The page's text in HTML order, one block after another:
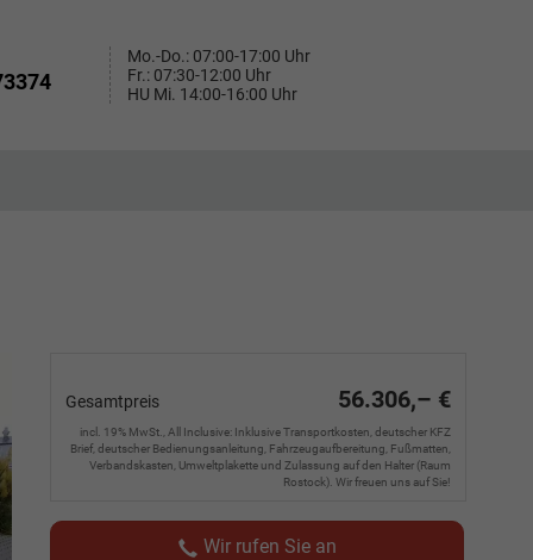
Mo.-Do.: 07:00-17:00 Uhr
Fr.: 07:30-12:00 Uhr
HU Mi. 14:00-16:00 Uhr
Gesamtpreis 56.306,– €
incl. 19% MwSt., All Inclusive: Inklusive Transportkosten, deutscher KFZ
Brief, deutscher Bedienungsanleitung, Fahrzeugaufbereitung, Fußmatten,
Verbandskasten, Umweltplakette und Zulassung auf den Halter (Raum
Rostock). Wir freuen uns auf Sie!
Wir rufen Sie an